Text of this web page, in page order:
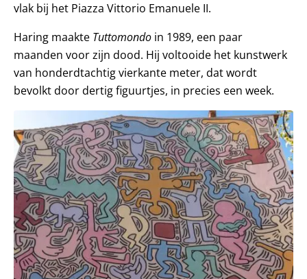
vlak bij het Piazza Vittorio Emanuele II.
Haring maakte Tuttomondo in 1989, een paar
maanden voor zijn dood. Hij voltooide het kunstwerk
van honderdtachtig vierkante meter, dat wordt
bevolkt door dertig figuurtjes, in precies een week.